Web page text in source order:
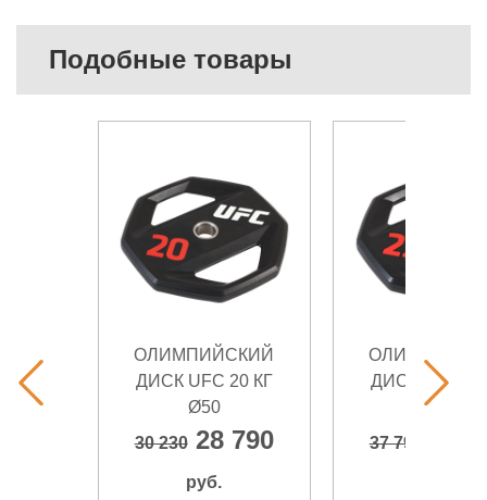
Подобные товары
ОЛИМПИЙСКИЙ
ДИСК UFC 20 КГ
Ø50
30 23028 790
руб.
ДИСК UFC 25
Ø50
37 790